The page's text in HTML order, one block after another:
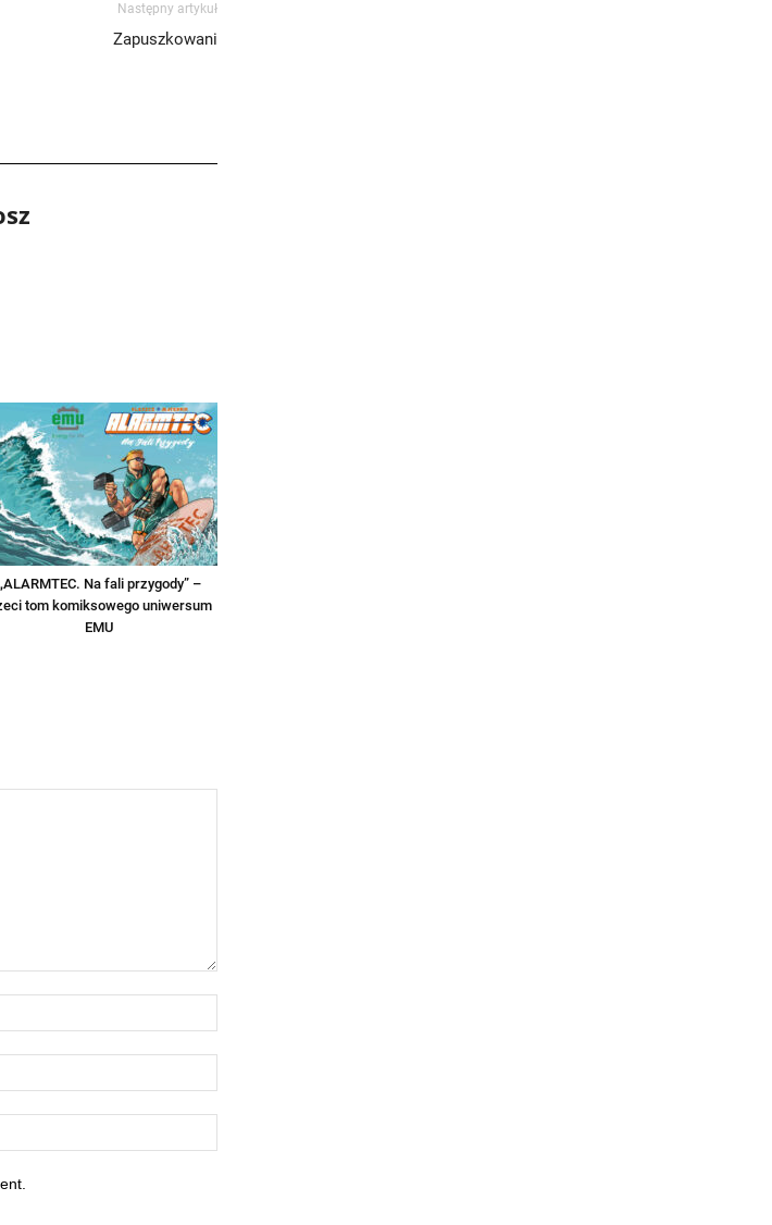
Następny artykuł
Zapuszkowani
Na fali przygody” –
tom komiksowego uniwersum
EMU